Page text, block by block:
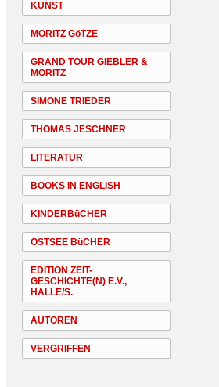
KUNST
MORITZ GöTZE
GRAND TOUR GIEBLER &
MORITZ
SIMONE TRIEDER
THOMAS JESCHNER
LITERATUR
BOOKS IN ENGLISH
KINDERBüCHER
OSTSEE BüCHER
EDITION ZEIT-
GESCHICHTE(N) E.V.,
HALLE/S.
AUTOREN
VERGRIFFEN